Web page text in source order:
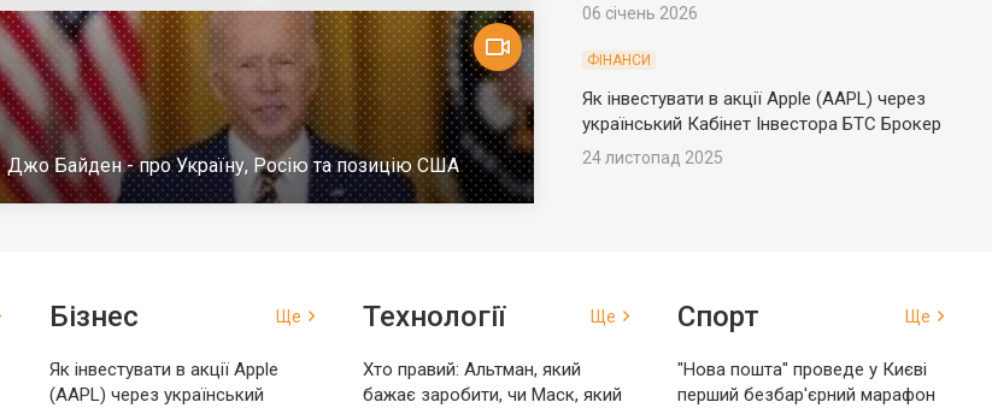
Джо Байден - про Україну, Росію та позицію США
06 січень 2026
ФІНАНСИ
Як інвестувати в акції Apple (AAPL) через
український Кабінет Інвестора БТС Брокер
24 листопад 2025
Бізнес Ще
Як інвестувати в акції Apple
(AAPL) через український
Технології Ще
Хто правий: Альтман, який
бажає заробити, чи Маск, який
Спорт Ще
"Нова пошта" проведе у Києві
перший безбар'єрний марафон